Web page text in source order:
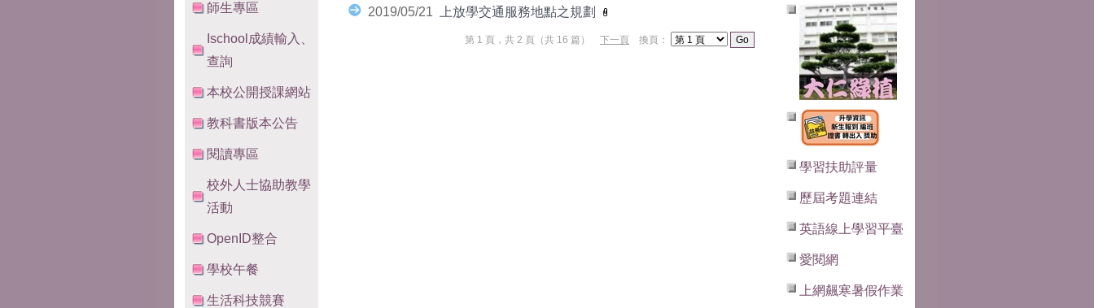
師生專區
Ischool成績輸入、
查詢
本校公開授課網站
教科書版本公告
閱讀專區
校外人士協助教學
活動
OpenID整合
學校午餐
生活科技競賽
2019/05/21
上放學交通服務地點之規劃
第 1 頁，共 2 頁（共 16 篇） 下一頁 換頁：
學習扶助評量
歷屆考題連結
英語線上學習平臺
愛閱網
上網飆寒暑假作業